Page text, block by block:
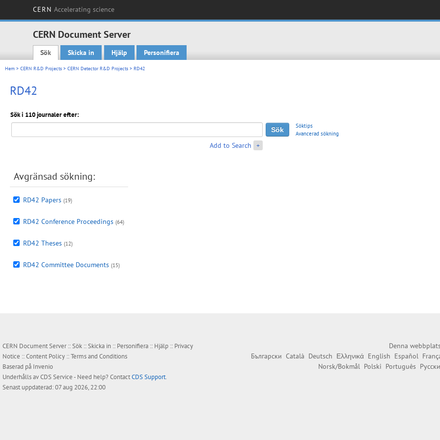
CERN Accelerating science
CERN Document Server
Main menu
Sök Skicka in Hjälp Personifiera
Hem > CERN R&D Projects > CERN Detector R&D Projects > RD42
RD42
Sök i 110 journaler efter:
Söktips
Avancerad sökning
Add to Search +
Avgränsad sökning:
RD42 Papers (19)
RD42 Conference Proceedings (64)
RD42 Theses (12)
RD42 Committee Documents (15)
CERN Document Server ::Sök ::Skicka in :: Personifiera :: Hjälp :: Privacy
Notice ::Content Policy ::Terms and Conditions
Baserad på Invenio
Underhålls avCDS Service- Need help? ContactCDS Support.
Senast uppdaterad: 07 aug 2026, 22:00
Denna
Български Català Deutsch Ελληνικά English Español
Norsk/Bokmål Polski Português